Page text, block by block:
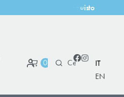
isto
0
IT
EN